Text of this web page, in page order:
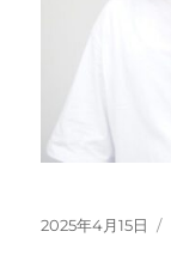
投
2025年4月15日